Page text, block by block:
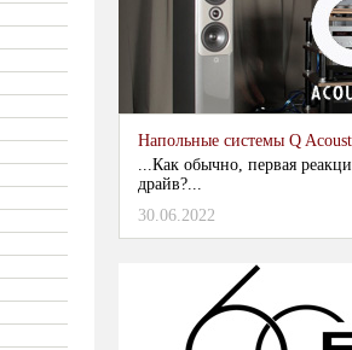
Напольные системы Q
...Как обычно, первая
драйв?...
30.06.2022